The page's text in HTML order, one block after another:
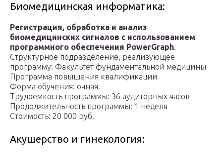
Биомедицинская информатика:
Регистрация, обработка и анализ
биомедицинских сигналов с использованием
программного обеспечения PowerGraph.
Структурное подразделение, реализующее
программу: Факультет фундаментальной медицины
Программа повышения квалификации
Форма обучения: очная.
Трудоемкость программы: 36 аудиторных часов
Продолжительность программы: 1 неделя
Стоимость: 20 000 руб.
Акушерство и гинекология: